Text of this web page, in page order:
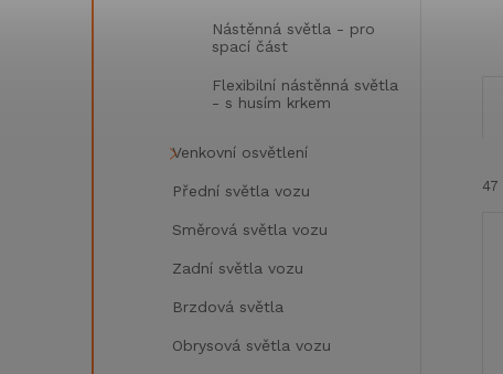
Nástěnná světla - pro
spací část
Flexibilní nástěnná světla
- s husím krkem
Venkovní osvětlení
Přední světla vozu
Směrová světla vozu
Zadní světla vozu
Brzdová světla
Obrysová světla vozu
47